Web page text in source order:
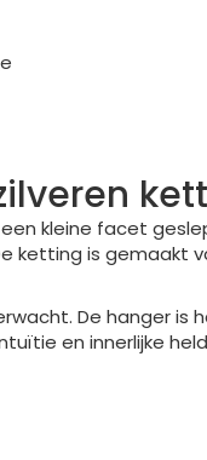
kleine facet
is gemaakt
De hanger
en innerlijke